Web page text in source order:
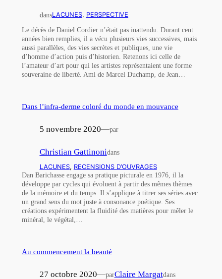
dansLACUNES, PERSPECTIVE
Le décès de Daniel Cordier n’était pas inattendu. Durant cent
années bien remplies, il a vécu plusieurs vies successives, mais
aussi parallèles, des vies secrètes et publiques, une vie
d’homme d’action puis d’historien. Retenons ici celle de
l’amateur d’art pour qui les artistes représentaient une forme
souveraine de liberté. Ami de Marcel Duchamp, de Jean…
Dans l’infra-derme coloré du monde en mouvance
5 novembre 2020—par
Christian Gattinonidans
LACUNES, RECENSIONS D’OUVRAGES
Dan Barichasse engage sa pratique picturale en 1976, il la
développe par cycles qui évoluent à partir des mêmes thèmes
de la mémoire et du temps. Il s’applique à titrer ses séries avec
un grand sens du mot juste à consonance poétique. Ses
créations expérimentent la fluidité des matières pour mêler le
minéral, le végétal,…
Au commencement la beauté
27 octobre 2020—parClaire Margatdans